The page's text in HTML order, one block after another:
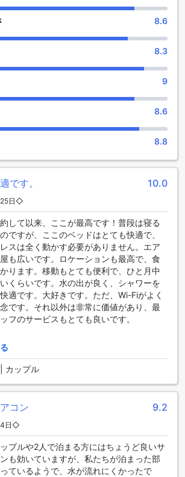
の便利を考え、ホテル内にはさまざまな
。洗濯サービスやドライクリーニングな
ができます。公共エリアでのWi-Fi接続も
ーネットにアクセスしながら快適に過ご
で無料のWi-Fiが提供されており、快適な
が整っています。チェックインやチェッ
も利用できます。さらに、毎日のハウス
が行われるため、常に清潔な環境で滞在
。喫煙者のためには指定の喫煙エリアも
適にタバコを楽しむことができます。
供するラッチャプルエックパビリオン
パビリオン（SHA Extra Plus）は、ナコ
便利な駐車施設を提供しています。ホテ
場があり、無料で利用することができま
客様にとっては、この施設は非常に便利
ル内にあるため、お客様は安心して車を
ネスの予定を楽しむことができます。ラ
ビリオン（SHA Extra Plus）の駐車施設
求めのお客様に最適な選択肢です。
ビリオン（SHA Extra Plus）のダイニン
ビリオン（SHA Extra Plus）は、素晴ら
を提供しています。ホテル内にはレスト
い料理を楽しむことができます。レスト
ニューから選ぶことができます。また、
ングサービスも提供されているため、清
事を楽しむことができます。ラチャプル
SHA Extra Plus）のダイニング施設は、
ビリオンの魅力的な客室ラインナップ
8.6
8.3
9
8.6
8.8
です。 10.0
日◇
して以来、ここが最高です！普段は寝る
ですが、ここのベッドはとても快適で、
スは全く動かす必要がありません。エア
も広いです。ロケーションも最高で、食
ります。移動もとても便利で、ひと月中
くらいです。水の出が良く、シャワーを
適です。大好きです。ただ、Wi-Fiがよく
です。それ以外は非常に価値があり、最
フのサービスもとても良いです。
カップル
コン 9.2
4日◇
プルや2人で泊まる方にはちょうど良いサ
も効いていますが、私たちが泊まった部
ているようで、水が流れにくかったで